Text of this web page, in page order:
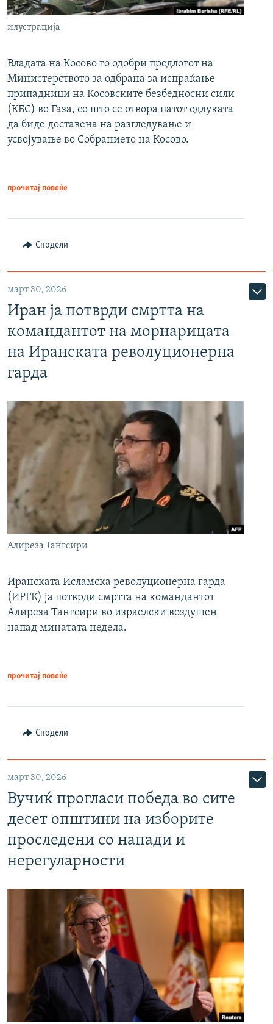
илустрација
Владата на Косово го одобри предлогот на
Министерството за одбрана за испраќање
припадници на Косовските безбедносни сили
(КБС) во Газа, со што се отвора патот одлуката
да биде доставена на разгледување и
усвојување во Собранието на Косово.
прочитај повеќе
Сподели
март 30, 2026
Иран ја потврди смртта на
командантот на морнарицата
на Иранската револуционерна
гарда
Алиреза Тангсири
Иранската Исламска револуционерна гарда
(ИРГК) ја потврди смртта на командантот
Алиреза Тангсири во израелски воздушен
напад минатата недела.
прочитај повеќе
Сподели
март 30, 2026
Вучиќ прогласи победа во сите
десет општини на изборите
проследени со напади и
нерегуларности